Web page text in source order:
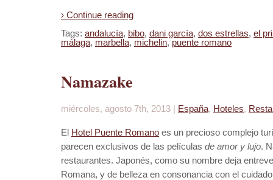
› Continue reading
Tags: andalucía, bibo, dani garcía, dos estrellas, el
málaga, marbella, michelin, puente romano
Namazake
miércoles, agosto 7th, 2013 | España, Hoteles,
El Hotel Puente Romano es un precioso complejo
parecen exclusivos de las películas de amor y lujo.
restaurantes. Japonés, como su nombre deja
Romana, y de belleza en consonancia con el